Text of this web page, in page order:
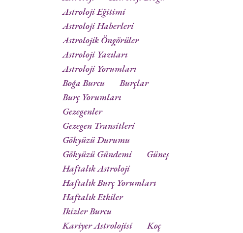
Astroloji Eğitimi
Astroloji Haberleri
Astrolojik Öngörüler
Astroloji Yazıları
Astroloji Yorumları
Boğa Burcu
Burçlar
Burç Yorumları
Gezegenler
Gezegen Transitleri
Gökyüzü Durumu
Gökyüzü Gündemi
Güneş
Haftalık Astroloji
Haftalık Burç Yorumları
Haftalık Etkiler
Ikizler Burcu
Kariyer Astrolojisi
Koç